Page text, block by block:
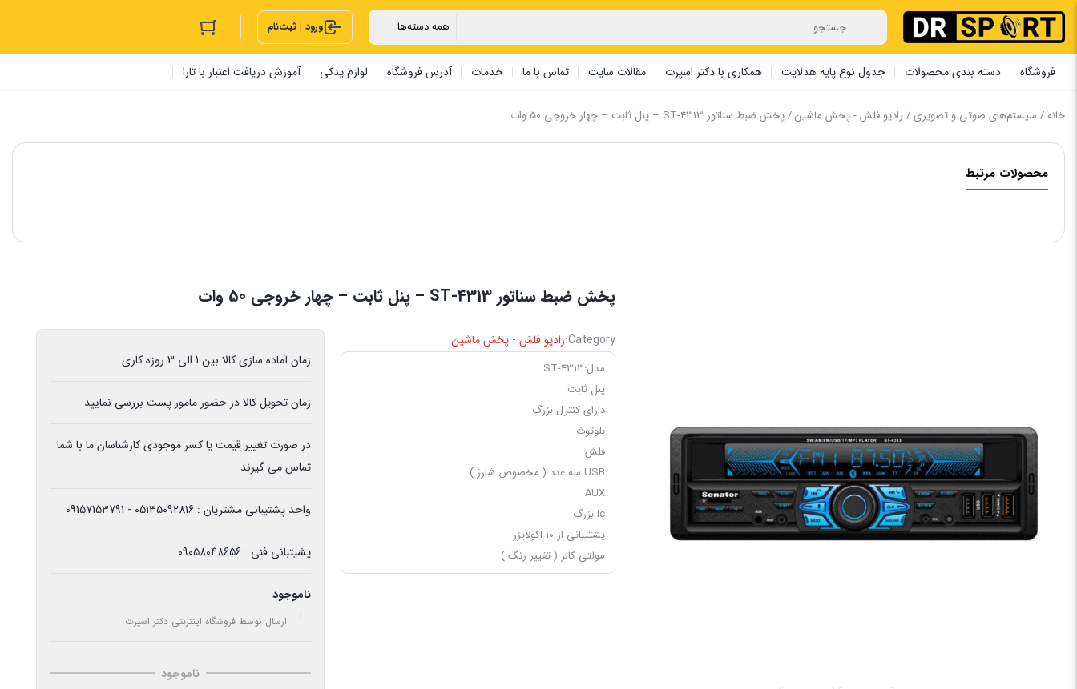
ورود | ثبت‌نام
فروشگاه دسته بندی محصولات جدول نوع پایه هدلایت همکاری با دکتر اسپرت مقالات سایت تماس با ما خدمات آدرس فروشگاه لوازم یدکی آموزش دریافت اعتبار با تارا
خانه/ سیستم‌های صوتی و تصویری/ رادیو فلش - پخش ماشین/ پخش ضبط سناتور ST-4313 – پنل ثابت – چهار خروجی 50 وات
محصولات مرتبط
پخش ضبط سناتور ST-4313 – پنل ثابت – چهار خروجی 50 وات
Category: رادیو فلش - پخش ماشین
مدل:ST-4313
پنل ثابت
دارای کنترل بزرگ
بلوتوث
فلش
USB سه عدد ( مخصوص شارژ )
AUX
ic بزرگ
پشتیبانی از ۱۰ اکولایزر
مولتی کالر ( تغییر رنگ )
زمان آماده سازی کالا بین 1 الی 3 روزه کاری
زمان تحویل کالا در حضور مامور پست بررسی نمایید
در صورت تغییر قیمت یا کسر موجودی کارشناسان ما با شما
تماس می گیرند
واحد پشتیبانی مشتریان : 05135092816 - 09157153791
پشیتبانی فنی : 09058048656
ناموجود
ارسال توسط فروشگاه اینترنتی دکتر اسپرت
ناموجود